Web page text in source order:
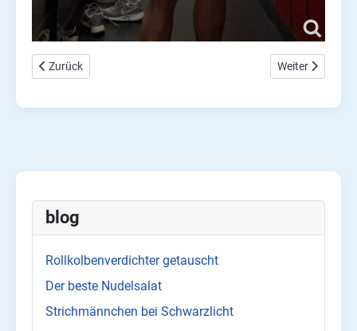
blog
Rollkolbenverdichter getauscht
Der beste Nudelsalat
Strichmännchen bei Schwarzlicht
Vorheriger Beitrag: Energy Drinks! für mich?
Zurück Nächster
Weiter